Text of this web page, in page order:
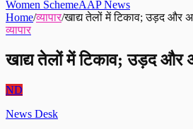
Women SchemeAAP News
Home/व्यापार/खाद्य तेलों में टिकाव; उड़द और
व्यापार
खाद्य तेलों में टिकाव; उड़द और
ND
News Desk